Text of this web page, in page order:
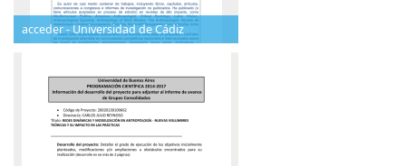
acceder - Universidad de Cádiz